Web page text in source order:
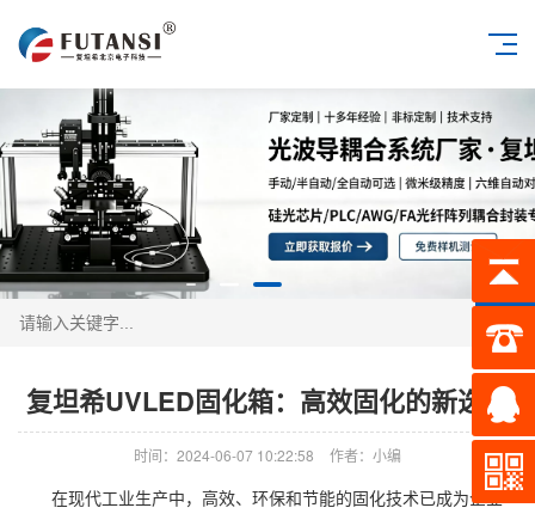
搜索
复坦希UVLED固化箱：高效固化的新选择
时间：2024-06-07 10:22:58 作者：小编
在现代工业生产中，高效、环保和节能的固化技术已成为企业